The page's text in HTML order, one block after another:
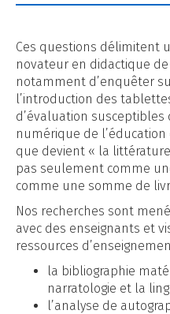
Ces questions délimitent
novateur en didactique
notamment d’enquêter
l’introduction des
d’évaluation susceptibles
numérique de
que devient « la
pas seulement comme
comme une somme de
Nos recherches sont
avec des enseignants et
ressources
la bibliographie
narratologie et la
l’analyse de